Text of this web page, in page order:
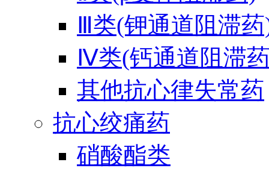
Ⅲ类(钾通道阻滞
Ⅳ类(钙通道阻滞
其他抗心律失常药
抗心绞痛药
硝酸酯类